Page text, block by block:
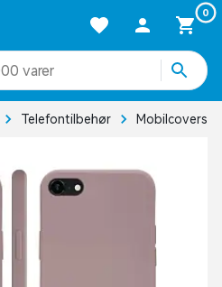
0
varer
Telefontilbehør Mobilcovers